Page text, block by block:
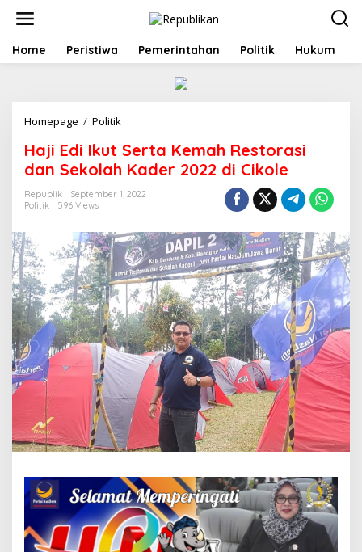
t
Home Peristiwa Pemerintahan Politik Hukum
Homepage / Politik
j
d
k
u
S
r
t
a
K
e
m
a
h
e
s
o
r
a
s
i
Haji Edi Ikut Serta Kemah Restorasi
dan Sekolah Kader 2022 di Cikole
Republik
September 1, 2022
Politik
596 Views